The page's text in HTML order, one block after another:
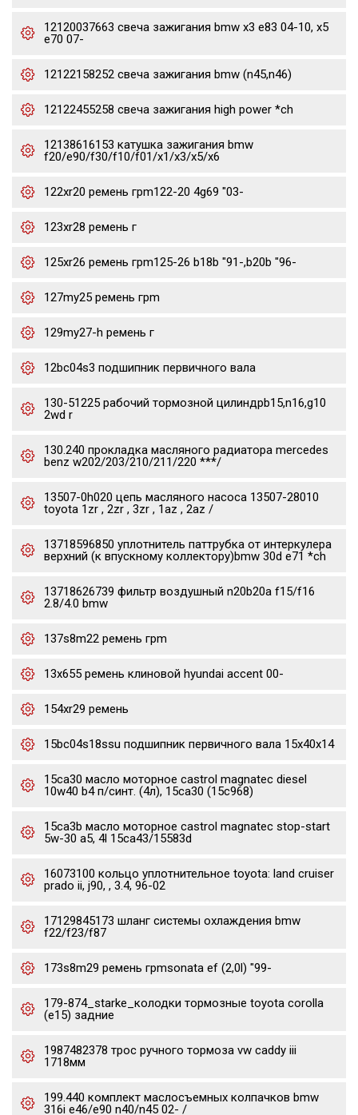
12120037663 свеча зажигания bmw x3 e83 04-10, x5
e70 07-
12122158252 свеча зажигания bmw (n45,n46)
12122455258 свеча зажигания high power *ch
12138616153 катушка зажигания bmw
f20/e90/f30/f10/f01/x1/x3/x5/x6
122xr20 ремень грm122-20 4g69 "03-
123xr28 ремень г
125xr26 ремень грm125-26 b18b "91-,b20b "96-
127my25 ремень грm
129my27-h ремень г
12bc04s3 подшипник первичного вала
130-51225 рабочий тормозной цилиндрb15,n16,g10
2wd r
130.240 прокладка масляного радиатора mercedes
benz w202/203/210/211/220 ***/
13507-0h020 цепь масляного насоса 13507-28010
toyota 1zr , 2zr , 3zr , 1az , 2az /
13718596850 уплотнитель паттрубка от интеркулера
верхний (к впускному коллектору)bmw 30d e71 *ch
13718626739 фильтр воздушный n20b20a f15/f16
2.8/4.0 bmw
137s8m22 ремень грm
13x655 ремень клиновой hyundai accent 00-
154xr29 ремень
15bc04s18ssu подшипник первичного вала 15x40x14
15ca30 масло моторное castrol magnatec diesel
10w40 b4 п/синт. (4л), 15ca30 (15c968)
15ca3b масло моторное castrol magnatec stop-start
5w-30 a5, 4l 15ca43/15583d
16073100 кольцо уплотнительное toyota: land cruiser
prado ii, j90, , 3.4, 96-02
17129845173 шланг системы охлаждения bmw
f22/f23/f87
173s8m29 ремень грmsonata ef (2,0l) "99-
179-874_starke_колодки тормозные toyota corolla
(e15) задние
1987482378 трос ручного тормоза vw caddy iii
1718мм
199.440 комплект маслосъемных колпачков bmw
316i e46/e90 n40/n45 02- /